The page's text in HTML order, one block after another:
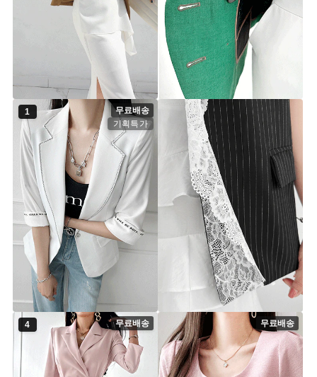
데시 린넨 7부자켓
149,000원
슈카 스티치 린넨 자켓
jk7797 [44~66.5] 2color
169,000원
기획특가
무료배송
1
아닐로 스티치 자켓
"[기획특가]"
jk7757 [44~66.5] 2color
79,900원
프린스 레이스 오픈 베스트(브로
치증정)
jk7737 [44~66] 1color
49,900원
무료배송
4 무료배송